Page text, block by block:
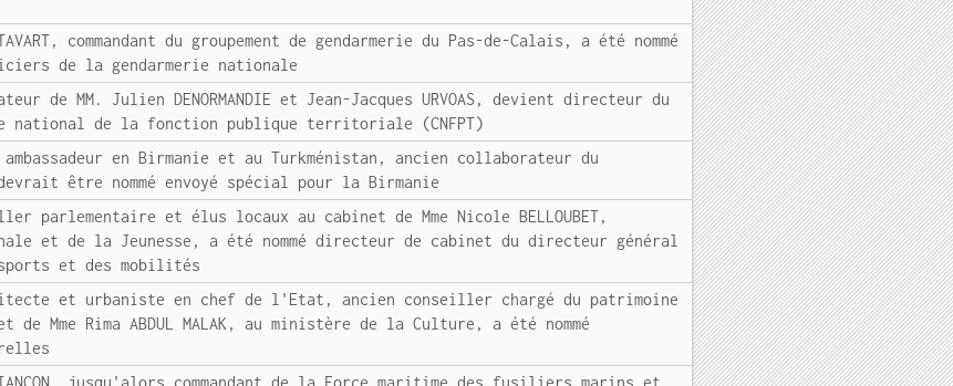
commandant du groupement de gendarmerie du Pas-de-Calais, a été nommé
de la gendarmerie nationale
de MM. Julien DENORMANDIE et Jean-Jacques URVOAS, devient directeur du
national de la fonction publique territoriale (CNFPT)
ambassadeur en Birmanie et au Turkménistan, ancien collaborateur du
devrait être nommé envoyé spécial pour la Birmanie
parlementaire et élus locaux au cabinet de Mme Nicole BELLOUBET,
et de la Jeunesse, a été nommé directeur de cabinet du directeur général
et des mobilités
et urbaniste en chef de l'Etat, ancien conseiller chargé du patrimoine
Mme Rima ABDUL MALAK, au ministère de la Culture, a été nommé
jusqu'alors commandant de la Force maritime des fusiliers marins et